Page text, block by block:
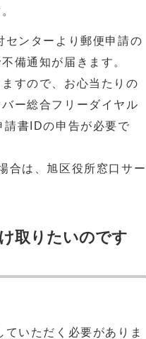
センターより郵便申請の
備通知が届きます。
すので、お心当たりの
ー総合フリーダイヤル
請書IDの申告が必要で
合は、旭区役所窓口サー
取りたいのです
いただく必要がありま